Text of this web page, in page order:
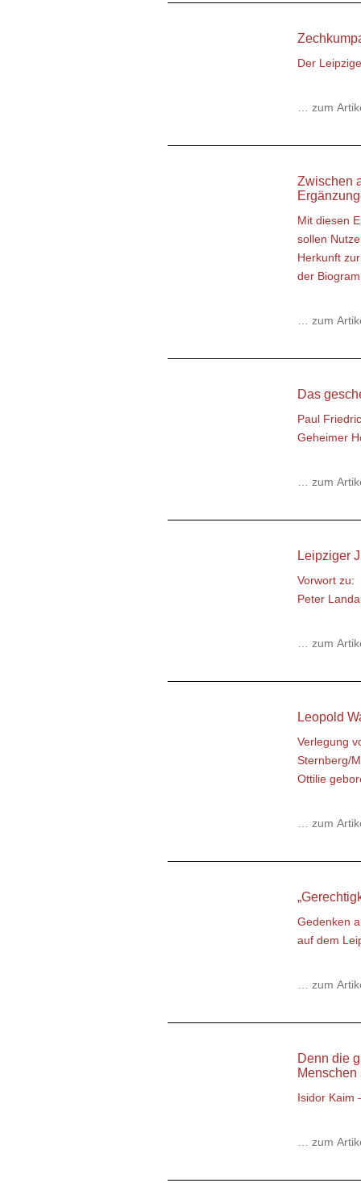
Der
… zum
Zwischen
Mit diesen
sollen
Herkunft
der
… zum
Das
Paul
Geheimer
… zum
Leipziger
Vorwort zu:
Peter
… zum
Leopold
Verlegung
Sternberg/
Ottilie
… zum
Gedenken
auf dem
… zum
Denn die
Menschen
Isidor Kaim
… zum